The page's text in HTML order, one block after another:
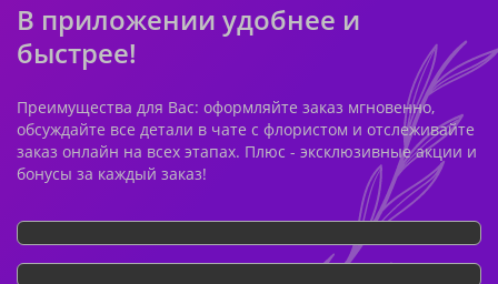
В приложении удобнее и
быстрее!
Преимущества для Вас: оформляйте заказ мгновенно,
обсуждайте все детали в чате с флористом и отслеживайте
заказ онлайн на всех этапах. Плюс - эксклюзивные акции и
бонусы за каждый заказ!